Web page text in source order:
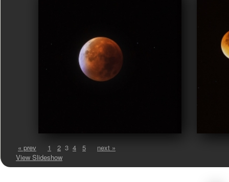
« prev 1 2 3 4 5
next »
View Slideshow